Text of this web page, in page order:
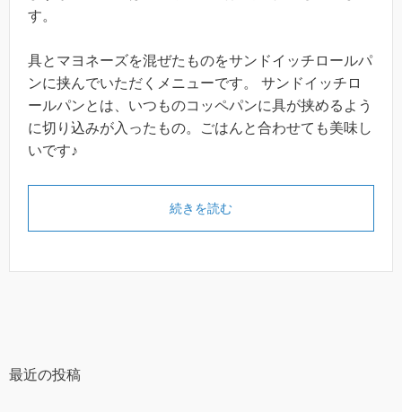
す。
具とマヨネーズを混ぜたものをサンドイッチロールパ
ンに挟んでいただくメニューです。 サンドイッチロ
ールパンとは、いつものコッペパンに具が挟めるよう
に切り込みが入ったもの。ごはんと合わせても美味し
いです♪
続きを読む
最近の投稿